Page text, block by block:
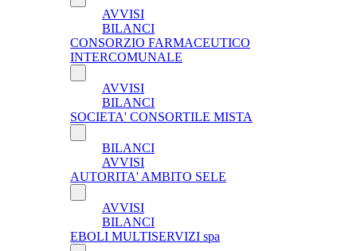
AVVISI
BILANCI
CONSORZIO FARMACEUTICO
INTERCOMUNALE
AVVISI
BILANCI
SOCIETA' CONSORTILE MISTA
BILANCI
AVVISI
AUTORITA' AMBITO SELE
AVVISI
BILANCI
EBOLI MULTISERVIZI spa